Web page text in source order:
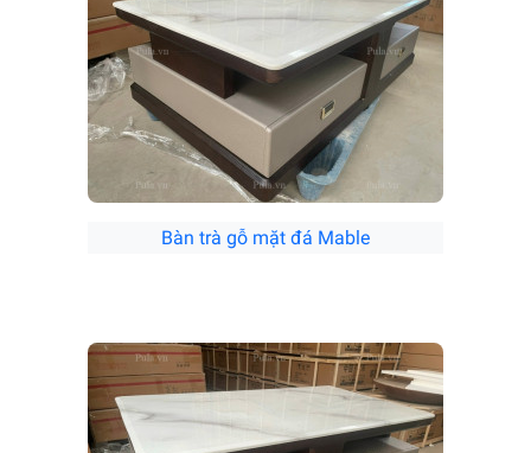
Bàn trà gỗ mặt đá Mable